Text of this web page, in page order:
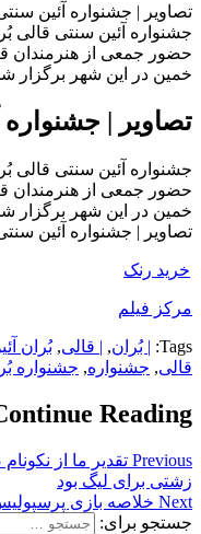
تصاویر | جشنواره آئین
جشنواره آئین سنتی قالی
حضور جمعی از هنرمندان
خمین در این شهر برگزار
تصاویر |
جشنواره آئین سنتی قالی
حضور جمعی از هنرمندان
خمین در این شهر برگزار
تصاویر | جشنواره آئین
خرید رنک
مرکز فیلم
Tags: | بُران, | قالی,بُران
قالی, جشنواره, جشنواره
Reading
Previous تقدیر ما از
زشتی برای لیگ بود
Next خلاصه بازی
جستجو برای: